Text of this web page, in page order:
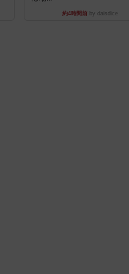
約4時間前by daisdice